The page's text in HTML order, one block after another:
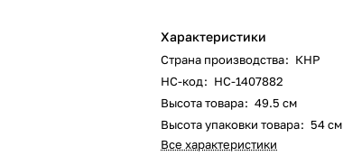
Характеристики
Страна производства: КНР
НС-код: НС-1407882
Высота товара: 49.5 см
Высота упаковки товара: 54 см
Все характеристики